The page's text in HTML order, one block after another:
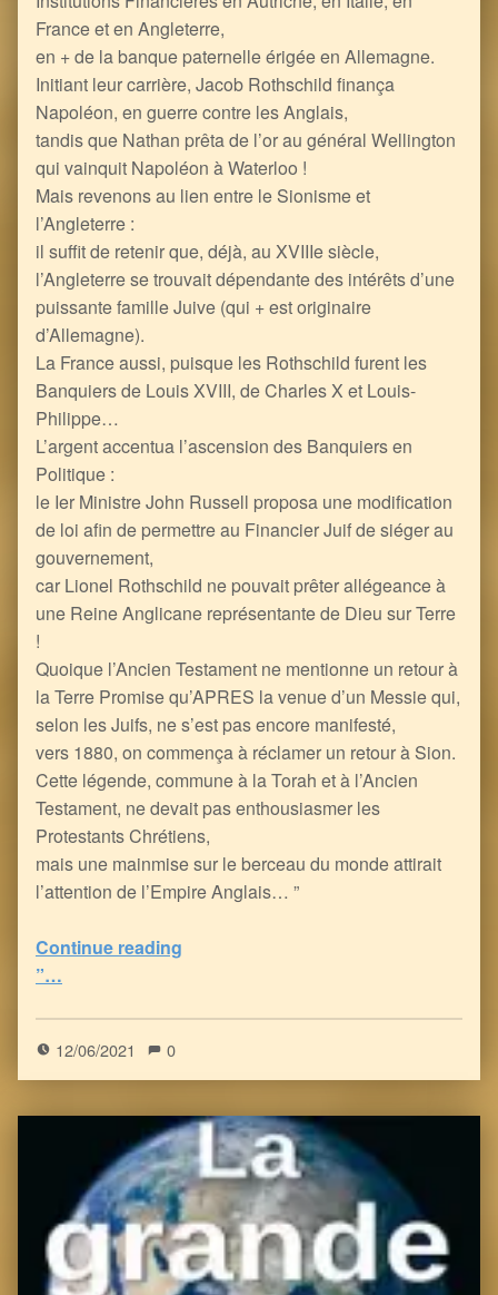
France et en Angleterre,
en + de la banque paternelle érigée en Allemagne.
Initiant leur carrière, Jacob Rothschild finança
Napoléon, en guerre contre les Anglais,
tandis que Nathan prêta de l’or au général Wellington
qui vainquit Napoléon à Waterloo !
Mais revenons au lien entre le Sionisme et
l’Angleterre :
il suffit de retenir que, déjà, au XVIIIe siècle,
l’Angleterre se trouvait dépendante des intérêts d’une
puissante famille Juive (qui + est originaire
d’Allemagne).
La France aussi, puisque les Rothschild furent les
Banquiers de Louis XVIII, de Charles X et Louis-
Philippe…
L’argent accentua l’ascension des Banquiers en
Politique :
le Ier Ministre John Russell proposa une modification
de loi afin de permettre au Financier Juif de siéger au
gouvernement,
car Lionel Rothschild ne pouvait prêter allégeance à
une Reine Anglicane représentante de Dieu sur Terre
!
Quoique l’Ancien Testament ne mentionne un retour à
la Terre Promise qu’APRES la venue d’un Messie qui,
selon les Juifs, ne s’est pas encore manifesté,
vers 1880, on commença à réclamer un retour à Sion.
Cette légende, commune à la Torah et à l’Ancien
Testament, ne devait pas enthousiasmer les
Protestants Chrétiens,
mais une mainmise sur le berceau du monde attirait
l’attention de l’Empire Anglais… ”
Continue reading
”…
12/06/2021 0